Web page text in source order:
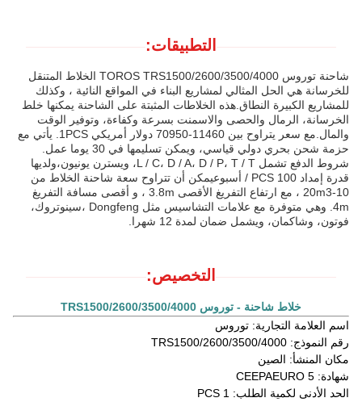
التطبيقات:
شاحنة توروس TOROS TRS1500/2600/3500/4000 الخلاط المتنقل
للخرسانة هي الحل المثالي لمشاريع البناء في المواقع النائية ، وكذلك
للمشاريع الكبيرة النطاق.هذه الخلاطات المثبتة على الشاحنة يمكنها خلط
الخرسانة، الرمال والحصى والاسمنت بسرعة وكفاءة، وتوفير الوقت
والمال.مع سعر يتراوح بين 11460-70950 دولار أمريكي 1PCS. يأتي مع
حزمة شحن بحري دولي قياسي، ويمكن تسليمها في 30 يوما عمل.
شروط الدفع تشمل L / C، D / A، D / P، T / T، ويسترن يونيون،ولديها
قدرة إمداد 100 PCS / أسبوعيمكن أن تتراوح سعة شاحنة الخلاط من
10-20m3 ، مع ارتفاع التفريغ الأقصى 3.8m ، و أقصى مسافة التفريغ
4m. وهي متوفرة مع علامات التشاسيس مثل Dongfeng ،سينوتروك،
فوتون، وشاكمان، ويشمل ضمان لمدة 12 شهرا.
التخصيص:
خلاط شاحنة - توروس TRS1500/2600/3500/4000
اسم العلامة التجارية: توروس
رقم النموذج: TRS1500/2600/3500/4000
مكان المنشأ: الصين
شهادة: CEEPAEURO 5
الحد الأدنى لكمية الطلب: 1 PCS